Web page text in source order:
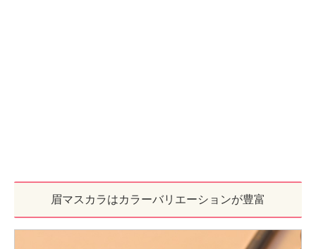
眉マスカラはカラーバリエーションが豊富